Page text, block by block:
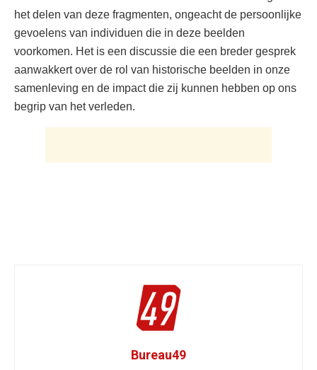
het delen van deze fragmenten, ongeacht de persoonlijke
gevoelens van individuen die in deze beelden
voorkomen. Het is een discussie die een breder gesprek
aanwakkert over de rol van historische beelden in onze
samenleving en de impact die zij kunnen hebben op ons
begrip van het verleden.
Bureau49